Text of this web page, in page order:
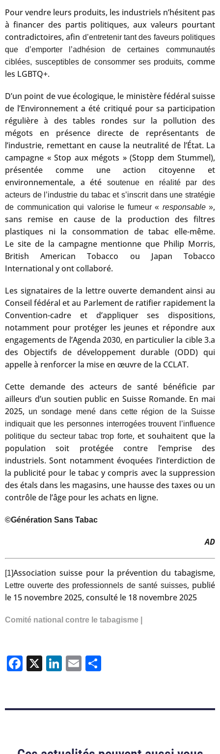
Pour vendre leurs produits, les industriels n’hésitent pas
à financer des partis politiques, aux valeurs pourtant
contradictoires, afin d’entretenir tant des faveurs politiques
que d’emporter l’adhésion de certaines communautés
ciblées, susceptibles de consommer ses produits, comme
les LGBTQ+.
D’un point de vue écologique, le ministère fédéral suisse
de l’Environnement a été critiqué pour sa participation
régulière à des tables rondes sur la pollution des
mégots en présence directe de représentants de
l’industrie, remettant en cause la neutralité de l’État. La
campagne « Stop aux mégots » (Stopp dem Stummel),
présentée comme une action citoyenne et
environnementale, a étésoutenue en réalité par des
acteurs de l’industrie du tabac et s’inscrit dans une stratégie
de communication qui valorise le fumeur « responsable»,
sans remise en cause de la production des filtres
plastiques ni la consommation de tabac elle-même.
Le site de la campagne mentionne que Philip Morris,
British American Tobacco ou Japan Tobacco
International y ont collaboré.
Les signataires de la lettre ouverte demandent ainsi au
Conseil fédéral et au Parlement de ratifier rapidement la
Convention-cadre et d’appliquer ses dispositions,
notamment pour protéger les jeunes et répondre aux
engagements de l’Agenda 2030, en particulier la cible 3.a
des Objectifs de développement durable (ODD) qui
appelle à renforcer la mise en œuvre de la CCLAT.
Cette demande des acteurs de santé bénéficie par
ailleurs d’un soutien public en Suisse Romande. En mai
2025, un sondage mené dans cette région de la Suisse
indiquait que les personnes interrogées trouvent l’influence
politique du secteur tabac trop forte, et souhaitent que la
population soit protégée contre l’emprise des
industriels. Sont notamment évoquées l’interdiction de
la publicité pour le tabac y compris avec la suppression
des étals dans les magasins, une hausse des taxes ou un
contrôle de l’âge pour les achats en ligne.
©Génération Sans Tabac
AD
[1]Association suisse pour la prévention du tabagisme,
Lettre ouverte des professionnels de santé suisses, publié
le 15 novembre 2025, consulté le 18 novembre 2025
Comité national contre le tabagisme |
Facebook
X LinkedIn
Email